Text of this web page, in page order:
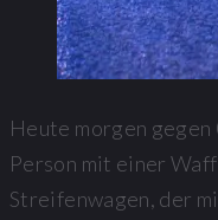
Heute morgen
Person mit einer
Streifenwagen, der